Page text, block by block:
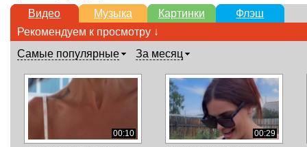
Видео
Музыка Картинки
Флэш
Рекомендуем к просмотру ↓
Самые популярные
За месяц
00:10
00:29